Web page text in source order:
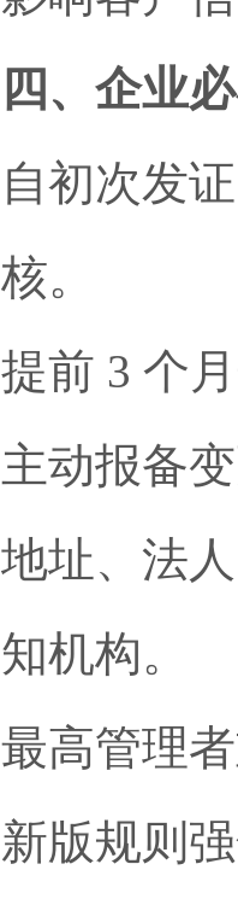
四、企业
自初次发
核。
提前 3 个
主动报备
地址、法
知机构。
最高管理
新版规则